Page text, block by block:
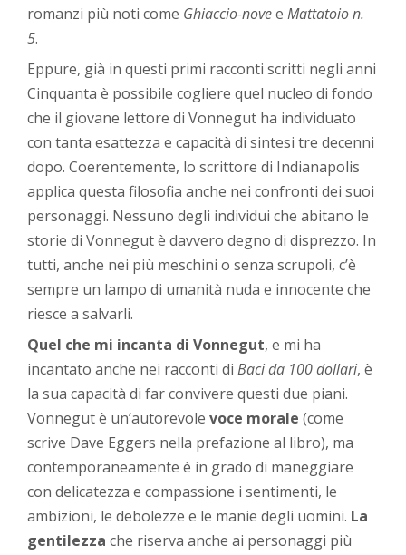
romanzi più noti come Ghiaccio-noveeMattatoio n.
5.
Eppure, già in questi primi racconti scritti negli anni
Cinquanta è possibile cogliere quel nucleo di fondo
che il giovane lettore di Vonnegut ha individuato
con tanta esattezza e capacità di sintesi tre decenni
dopo. Coerentemente, lo scrittore di Indianapolis
applica questa filosofia anche nei confronti dei suoi
personaggi. Nessuno degli individui che abitano le
storie di Vonnegut è davvero degno di disprezzo. In
tutti, anche nei più meschini o senza scrupoli, c’è
sempre un lampo di umanità nuda e innocente che
riesce a salvarli.
Quel che mi incanta di Vonnegut, e mi ha
incantato anche nei racconti diBaci da 100 dollari, è
la sua capacità di far convivere questi due piani.
Vonnegut è un’autorevolevoce morale (come
scrive Dave Eggers nella prefazione al libro), ma
contemporaneamente è in grado di maneggiare
con delicatezza e compassione i sentimenti, le
ambizioni, le debolezze e le manie degli uomini. La
gentilezza che riserva anche ai personaggi più